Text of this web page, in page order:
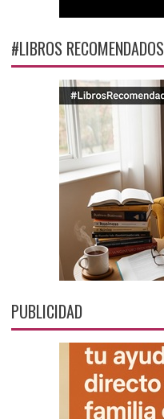
#LIBROS RECOMENDADOS
PUBLICIDAD